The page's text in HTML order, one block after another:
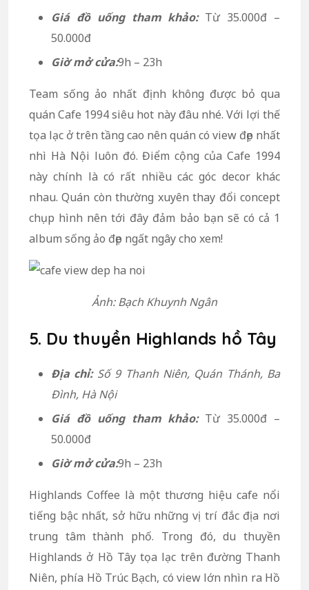
Giá đồ uống tham khảo:Từ 35.000đ –
50.000đ
Giờ mở cửa:9h – 23h
Team sống ảo nhất định không được bỏ qua
quán Cafe 1994 siêu hot này đâu nhé. Với lợi thế
tọa lạc ở trên tầng cao nên quán có view đẹp nhất
nhì Hà Nội luôn đó. Điểm cộng của Cafe 1994
này chính là có rất nhiều các góc decor khác
nhau. Quán còn thường xuyên thay đổi concept
chụp hình nên tới đây đảm bảo bạn sẽ có cả 1
album sống ảo đẹp ngất ngây cho xem!
Ảnh: Bạch Khuynh Ngân
5. Du thuyền Highlands hồ Tây
Địa chỉ: Số 9 Thanh Niên, Quán Thánh, Ba
Đình, Hà Nội
Giá đồ uống tham khảo:Từ 35.000đ –
50.000đ
Giờ mở cửa:9h – 23h
Highlands Coffee là một thương hiệu cafe nổi
tiếng bậc nhất, sở hữu những vị trí đắc địa nơi
trung tâm thành phố. Trong đó, du thuyền
Highlands ở Hồ Tây tọa lạc trên đường Thanh
Niên, phía Hồ Trúc Bạch, có view lớn nhìn ra Hồ